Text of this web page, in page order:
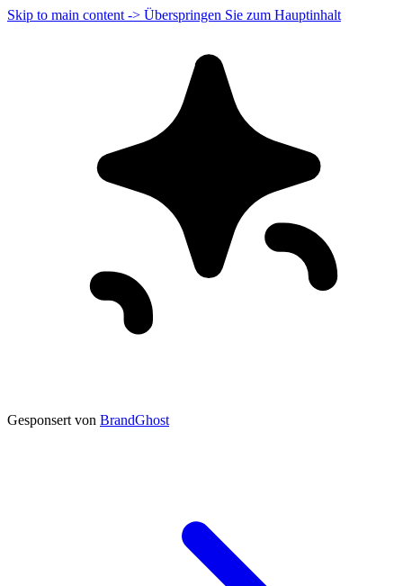
Skip to main content -> Überspringen Sie zum Hauptinhalt
Gesponsert von BrandGhost